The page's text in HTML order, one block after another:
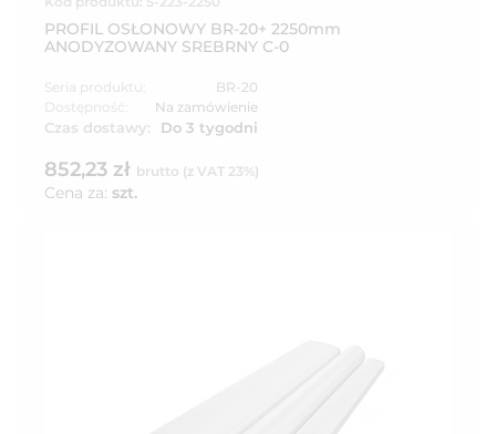
PROFIL OSŁONOWY BR-20+ 2250mm
ANODYZOWANY SREBRNY C-0
Seria produktu:
BR-20
Dostępność:
Na zamówienie
Czas dostawy: Do 3 tygodni
852,23 zł brutto (z VAT 23%)
Cena za: szt.